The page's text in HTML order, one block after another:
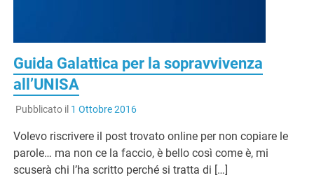
Guida Galattica per la sopravvivenza
all’UNISA
Pubblicato il 1 Ottobre 2016
Volevo riscrivere il post trovato online per non copiare le
parole… ma non ce la faccio, è bello così come è, mi
scuserà chi l’ha scritto perché si tratta di […]